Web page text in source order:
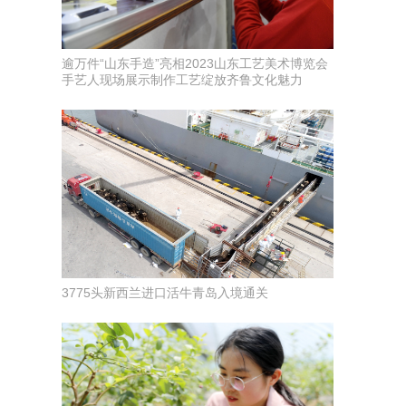
逾万件“山东手造”亮相2023山东工艺美术博览会
手艺人现场展示制作工艺绽放齐鲁文化魅力
3775头新西兰进口活牛青岛入境通关